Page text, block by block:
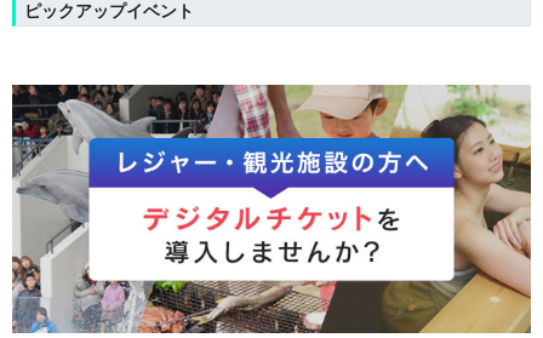
ピックアップイベント